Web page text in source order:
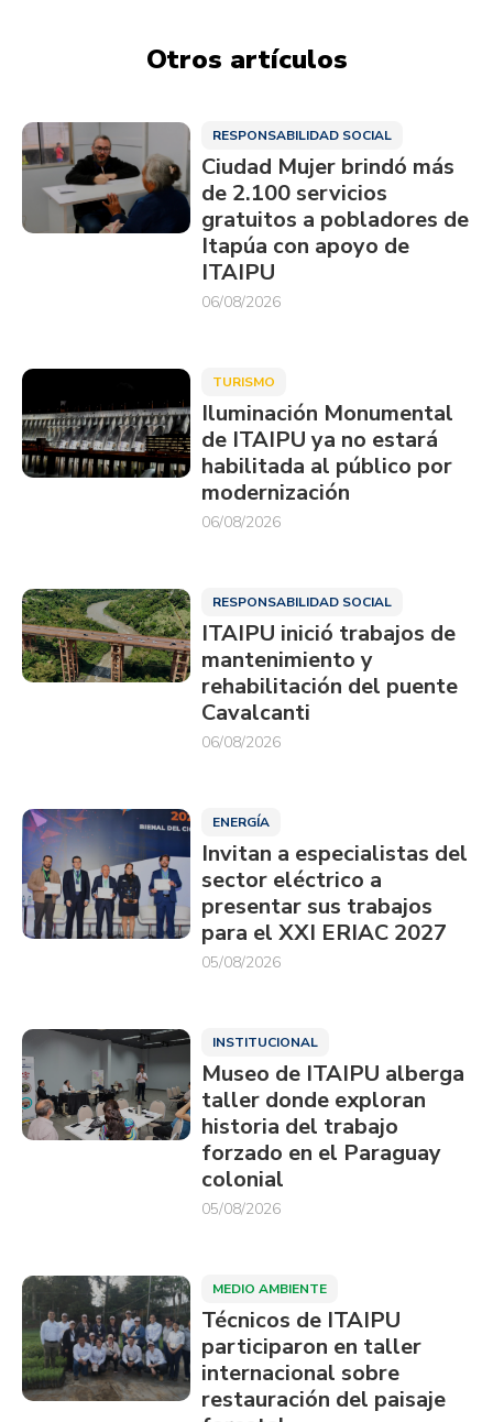
Otros artículos
RESPONSABILIDAD SOCIAL
Ciudad Mujer brindó más
de 2.100 servicios
gratuitos a pobladores de
Itapúa con apoyo de
ITAIPU
06/08/2026
TURISMO
Iluminación Monumental
de ITAIPU ya no estará
habilitada al público por
modernización
06/08/2026
RESPONSABILIDAD SOCIAL
ITAIPU inició trabajos de
mantenimiento y
rehabilitación del puente
Cavalcanti
06/08/2026
ENERGÍA
Invitan a especialistas del
sector eléctrico a
presentar sus trabajos
para el XXI ERIAC 2027
05/08/2026
INSTITUCIONAL
Museo de ITAIPU alberga
taller donde exploran
historia del trabajo
forzado en el Paraguay
colonial
05/08/2026
MEDIO AMBIENTE
Técnicos de ITAIPU
participaron en taller
internacional sobre
restauración del paisaje